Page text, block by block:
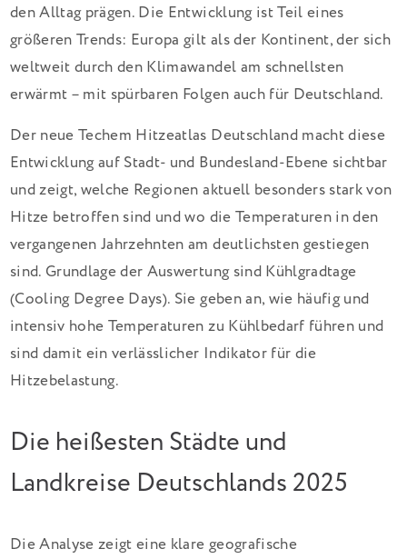
den Alltag prägen. Die Entwicklung ist Teil eines
größeren Trends: Europa gilt als der Kontinent, der sich
weltweit durch den Klimawandel am schnellsten
erwärmt – mit spürbaren Folgen auch für Deutschland.
Der neue Techem Hitzeatlas Deutschland macht diese
Entwicklung auf Stadt- und Bundesland-Ebene sichtbar
und zeigt, welche Regionen aktuell besonders stark von
Hitze betroffen sind und wo die Temperaturen in den
vergangenen Jahrzehnten am deutlichsten gestiegen
sind. Grundlage der Auswertung sind Kühlgradtage
(Cooling Degree Days). Sie geben an, wie häufig und
intensiv hohe Temperaturen zu Kühlbedarf führen und
sind damit ein verlässlicher Indikator für die
Hitzebelastung.
Die heißesten Städte und
Landkreise Deutschlands 2025
Die Analyse zeigt eine klare geografische